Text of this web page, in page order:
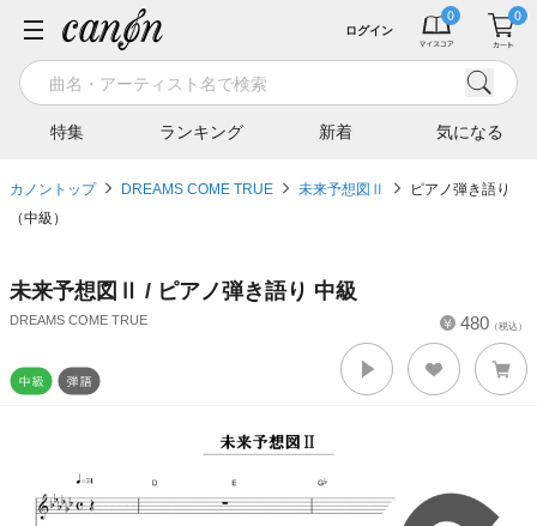
特集 ランキング 新着 気になる
ログイン
カノントップ DREAMS COME TRUE 未来予想図Ⅱ
ピアノ弾き語り
（中級）
未来予想図Ⅱ / ピアノ弾き語り 中級
DREAMS COME TRUE 480 （税込）